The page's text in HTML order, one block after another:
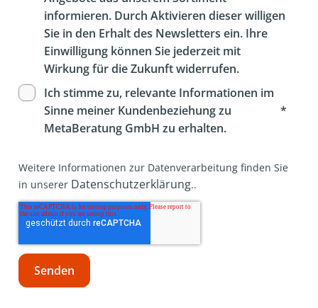
informieren. Durch Aktivieren dieser willigen
Sie in den Erhalt des Newsletters ein. Ihre
Einwilligung können Sie jederzeit mit
Wirkung für die Zukunft widerrufen.
Ich stimme zu, relevante Informationen im
Sinne meiner Kundenbeziehung zu
MetaBeratung GmbH zu erhalten.
*
Weitere Informationen zur Datenverarbeitung finden Sie
in unserer Datenschutzerklärung..